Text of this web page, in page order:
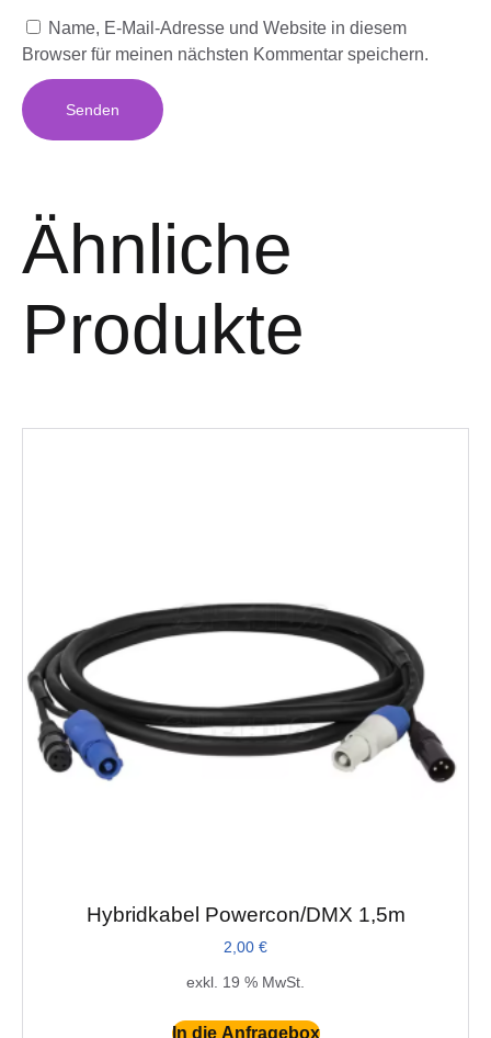
Name, E-Mail-Adresse und Website in diesem
Browser für meinen nächsten Kommentar speichern.
Ähnliche
Produkte
Hybridkabel Powercon/DMX 1,5m
2,00 €
exkl. 19 % MwSt.
In die Anfragebox